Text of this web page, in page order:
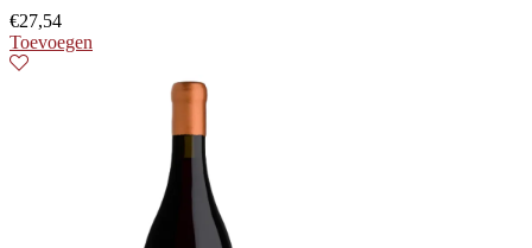
€27,54
Toevoegen